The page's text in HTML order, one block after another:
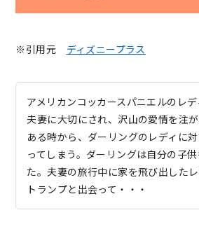
※引用元 ディズニープラス
アメリカンコッカースパニエルのレ
夫妻に大切にされ、沢山の愛情を注
ある時から、ダーリングのレディに
ってしまう。ダーリングは自分の子
た。夫妻の旅行中に家を飛び出した
トランプと出会って・・・